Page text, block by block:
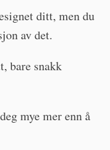
ditt, men du
av det.
bare snakk
mye mer enn å